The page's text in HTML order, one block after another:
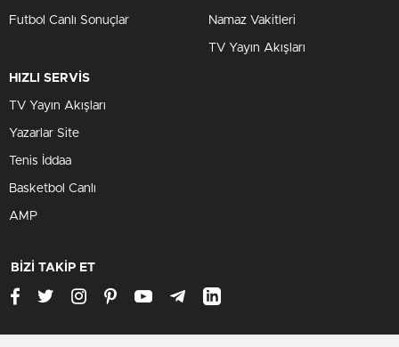
Futbol Canlı Sonuçlar Namaz Vakitleri
TV Yayın Akışları
HIZLI SERVİS
TV Yayın Akışları
Yazarlar Site
Tenis İddaa
Basketbol Canlı
AMP
BİZİ TAKİP ET